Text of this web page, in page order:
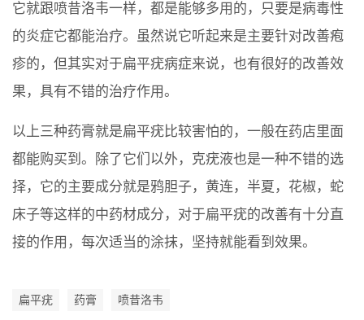
它就跟喷昔洛韦一样，都是能够多用的，只要是病毒性
的炎症它都能治疗。虽然说它听起来是主要针对改善疱
疹的，但其实对于扁平疣病症来说，也有很好的改善效
果，具有不错的治疗作用。
以上三种药膏就是扁平疣比较害怕的，一般在药店里面
都能购买到。除了它们以外，克疣液也是一种不错的选
择，它的主要成分就是鸦胆子，黄连，半夏，花椒，蛇
床子等这样的中药材成分，对于扁平疣的改善有十分直
接的作用，每次适当的涂抹，坚持就能看到效果。
扁平疣 药膏 喷昔洛韦